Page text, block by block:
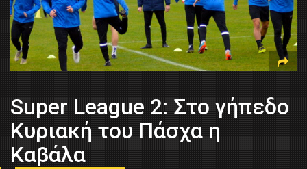
Super League 2: Στο γήπεδο
Κυριακή του Πάσχα η
Καβάλα